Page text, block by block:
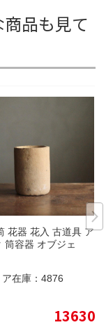
品も見て
花器 花入 古道具 アン
筒容器 オブジェ
在庫： 4876
13630